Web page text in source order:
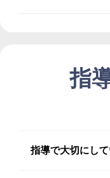
指
指導で大切にし